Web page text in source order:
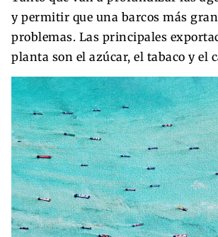
y permitir que una barcos más
problemas. Las principales
planta son el azúcar, el tabaco y el